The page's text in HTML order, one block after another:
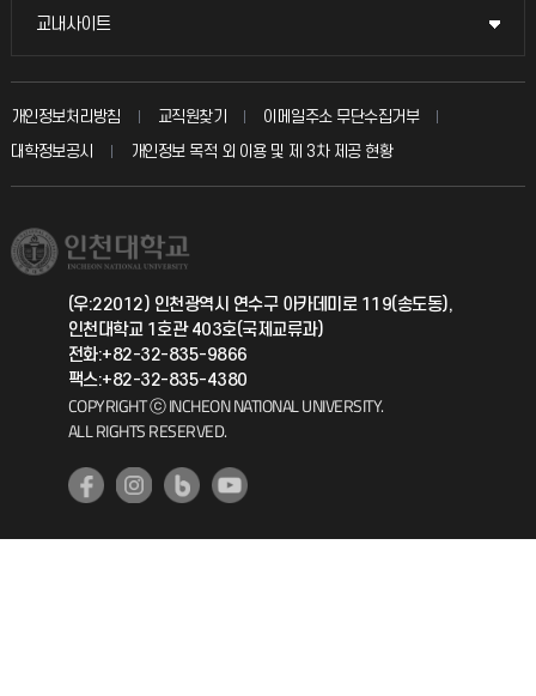
입학안내
취업정보(학생)
칭찬마당
학생서비스 지킴이
국방헬프콜
총동문회
교내사이트
교내사이트
교수회
교육혁신본부
국제지원과
공자아카데미
기초교육원
개인정보처리방침 교직원찾기
이메일주소 무단수집거부
대학정보공시
개인정보 목적 외 이용 및 제 3차 제공 현황
(우:22012) 인천광역시 연수구 아카데미로 119(송도동),
인천대학교 1호관 403호(국제교류과)
전화:+82-32-835-9866
팩스:+82-32-835-4380
COPYRIGHT ⓒ INCHEON NATIONAL UNIVERSITY.
ALL RIGHTS RESERVED.